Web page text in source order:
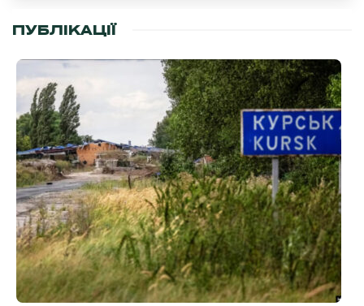
ПУБЛІКАЦІЇ